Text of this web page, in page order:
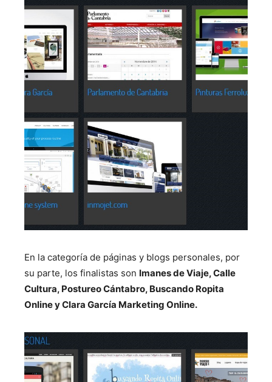
En la categoría de páginas y blogs personales, por
su parte, los finalistas son Imanes de Viaje, Calle
Cultura, Postureo Cántabro, Buscando Ropita
Online y Clara García Marketing Online.